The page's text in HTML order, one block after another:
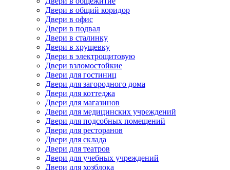
Двери в общий коридор
Двери в офис
Двери в подвал
Двери в сталинку
Двери в хрущевку
Двери в электрощитовую
Двери взломостойкие
Двери для гостиниц
Двери для загородного дома
Двери для коттеджа
Двери для магазинов
Двери для медицинских учреждений
Двери для подсобных помещений
Двери для ресторанов
Двери для склада
Двери для театров
Двери для учебных учреждений
Двери для хозблока